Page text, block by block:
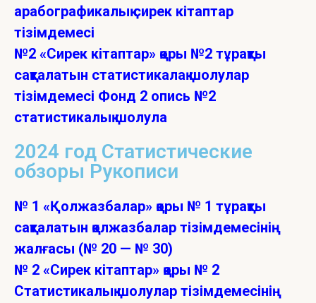
арабографикалық сирек кітаптар
тізімдемесі
№2 «Сирек кітаптар» қоры №2 тұрақты
сақталатын статистикалақ шолулар
тізімдемесі Фонд 2 опись №2
статистикалық шолула
2024 год Статистические
обзоры Рукописи
№ 1 «Қолжазбалар» қоры № 1 тұрақты
сақталатын қолжазбалар тізімдемесінің
жалғасы (№ 20 — № 30)
№ 2 «Сирек кітаптар» қоры № 2
Статистикалық шолулар тізімдемесінің